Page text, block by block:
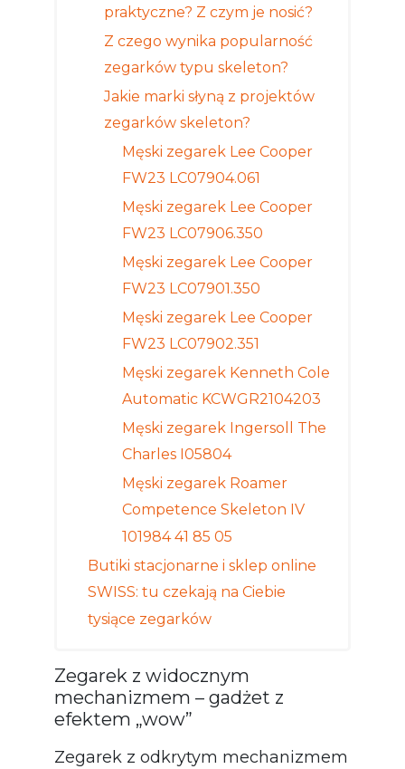
praktyczne? Z czym je nosić?
Z czego wynika popularność
zegarków typu skeleton?
Jakie marki słyną z projektów
zegarków skeleton?
Męski zegarek Lee Cooper
FW23 LC07904.061
Męski zegarek Lee Cooper
FW23 LC07906.350
Męski zegarek Lee Cooper
FW23 LC07901.350
Męski zegarek Lee Cooper
FW23 LC07902.351
Męski zegarek Kenneth Cole
Automatic KCWGR2104203
Męski zegarek Ingersoll The
Charles I05804
Męski zegarek Roamer
Competence Skeleton IV
101984 41 85 05
Butiki stacjonarne i sklep online
SWISS: tu czekają na Ciebie
tysiące zegarków
Zegarek z widocznym
mechanizmem – gadżet z
efektem „wow”
Zegarek z odkrytym mechanizmem